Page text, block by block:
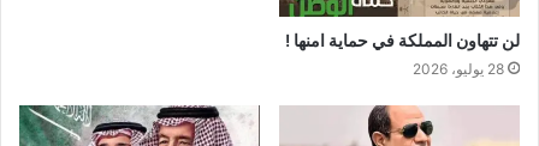
لن تتهاون المملكة في حماية امنها !
28 يوليو، 2026